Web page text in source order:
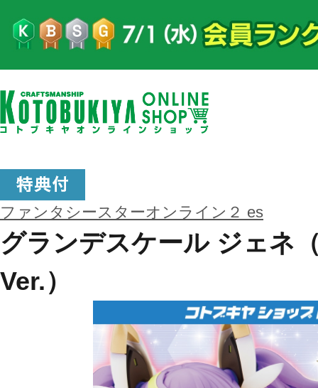
ファンタシースターオンライン２ es
グランデスケール ジェネ
Ver.）